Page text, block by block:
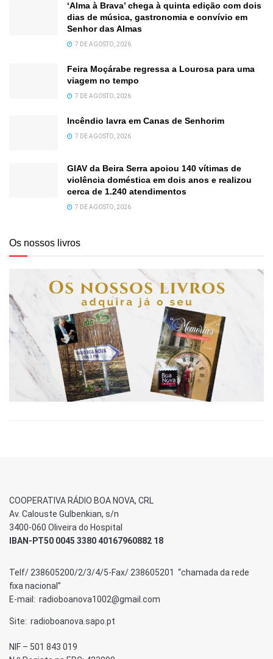
‘Alma à Brava’ chega à quinta edição com dois
dias de música, gastronomia e convívio em
Senhor das Almas
7 DE AGOSTO, 2026
Feira Moçárabe regressa a Lourosa para uma
viagem no tempo
7 DE AGOSTO, 2026
Incêndio lavra em Canas de Senhorim
7 DE AGOSTO, 2026
GIAV da Beira Serra apoiou 140 vítimas de
violência doméstica em dois anos e realizou
cerca de 1.240 atendimentos
7 DE AGOSTO, 2026
Os nossos livros
COOPERATIVA RÁDIO BOA NOVA, CRL
Av. Calouste Gulbenkian, s/n
3400-060 Oliveira do Hospital
IBAN-PT50 0045 3380 40167960882 18
Telf/ 238605200/2/3/4/5-Fax/ 238605201 “chamada da rede
fixa nacional”
E-mail: radioboanova1002@gmail.com
Site: radioboanova.sapo.pt
NIF – 501 843 019